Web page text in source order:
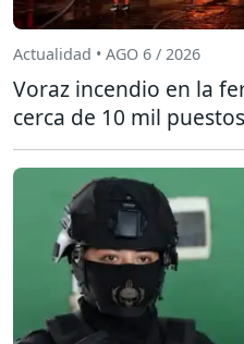
Actualidad • AGO 6 / 2026
Voraz incendio en la
cerca de 10 mil